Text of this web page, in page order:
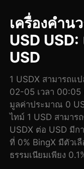
เครื่องคำน
USD
USD
1 USDX สามารถแ
02-05 เวลา 00:05
มูลค่าประมาณ 0
ไทม์ 1 USD สามาร
USDX ต่อ USD มีก
ที่ 0% BingX มีตัวเ
ธรรมเนียมเพียง